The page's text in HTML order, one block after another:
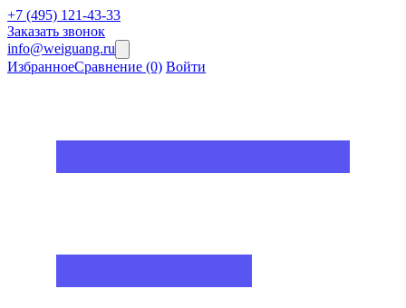
+7 (495) 121-43-33
Заказать звонок
info@weiguang.ru
ИзбранноеСравнение (0) Войти